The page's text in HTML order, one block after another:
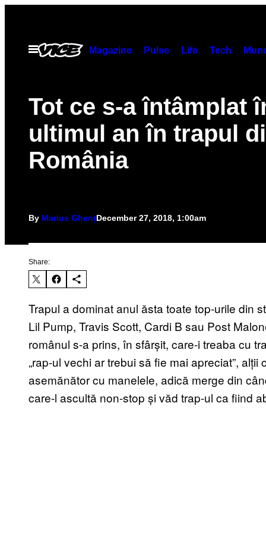
contentOpen
Menu
Magazine Pulse Life Tech
Tot ce s-a întâmplat
ultimul an în trapul
România
By Marius GhențDecember 27, 2018, 1:00am
Share:
Trapul a dominat anul ăsta toate top-urile din
Lil Pump, Travis Scott, Cardi B sau Post
românul s-a prins, în sfârșit, care-i treaba cu
„rap-ul vechi ar trebui să fie mai apreciat”,
asemănător cu manelele, adică merge din
care-l ascultă non-stop și văd trap-ul ca fiind